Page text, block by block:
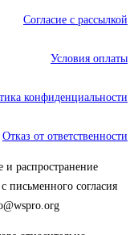
Согласие с рассылкой
Условия оплаты
конфиденциальности
Отказ от ответственности
распространение
письменного согласия